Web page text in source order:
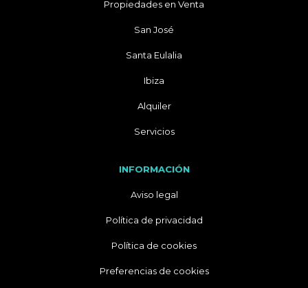
Propiedades en Venta
San José
Santa Eulalia
Ibiza
Alquiler
Servicios
INFORMACIÓN
Aviso legal
Política de privacidad
Política de cookies
Preferencias de cookies